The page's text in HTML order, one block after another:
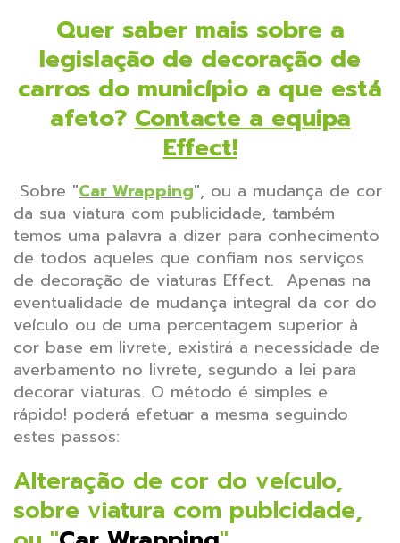
Quer saber mais sobre a
legislação de decoração de
carros do município a que está
afeto?Contacte a equipa
Effect!
Sobre "Car Wrapping", ou a mudança de cor
da sua viatura com publicidade, também
temos uma palavra a dizer para conhecimento
de todos aqueles que confiam nos serviços
de decoração de viaturas Effect. Apenas na
eventualidade de mudança integral da cor do
veículo ou de uma percentagem superior à
cor base em livrete, existirá a necessidade de
averbamento no livrete, segundo a lei para
decorar viaturas. O método é simples e
rápido! poderá efetuar a mesma seguindo
estes passos:
Alteração de cor do veículo,
sobre viatura com publcidade,